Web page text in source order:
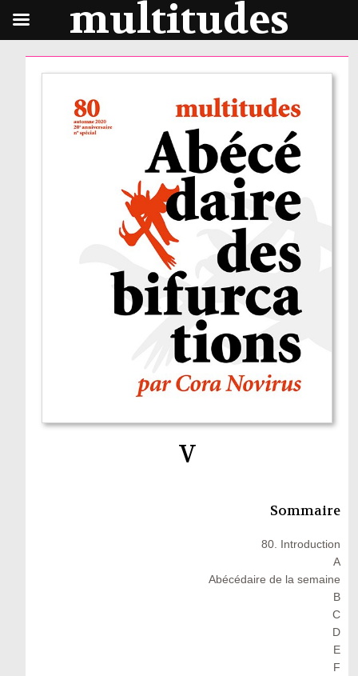
V
Sommaire
80. Introduction
A
Abécédaire de la semaine
B
C
D
E
F
multitudes